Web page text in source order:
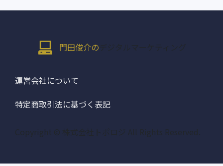
門田俊介の デジタルマーケティング
運営会社について
特定商取引法に基づく表記
Copyright © 株式会社トポロジ All Rights Reserved.